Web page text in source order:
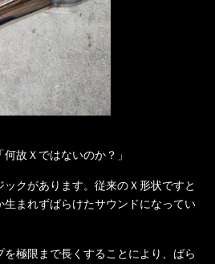
故Ｘではないのか？」
クがあります。従来のＸ形状ですと
生まれずばらけたサウンドになってい
極限まで長くすることにより、ばら